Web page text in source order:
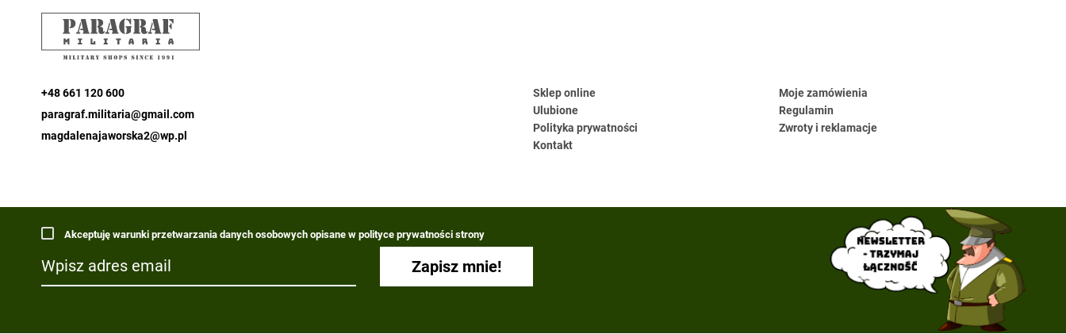
+48 661 120 600
paragraf.militaria@gmail.com
magdalenajaworska2@wp.pl
Sklep online
Moje zamówienia
Ulubione
Regulamin
Polityka prywatności
Zwroty i reklamacje
Kontakt
Akceptuję warunki przetwarzania danych osobowych opisane w polityce prywatności strony
Newsletter
- trzymaj
łączność